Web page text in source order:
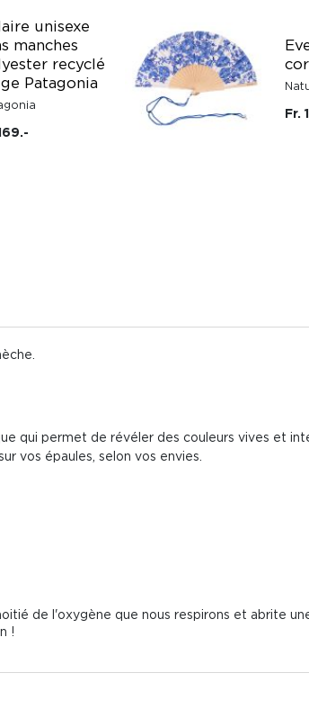
unisexe
manches
recyclé
Patagonia
Fr.
qui permet de révéler des couleurs vives et
vos épaules, selon vos envies.
de l'oxygène que nous respirons et abrite
!